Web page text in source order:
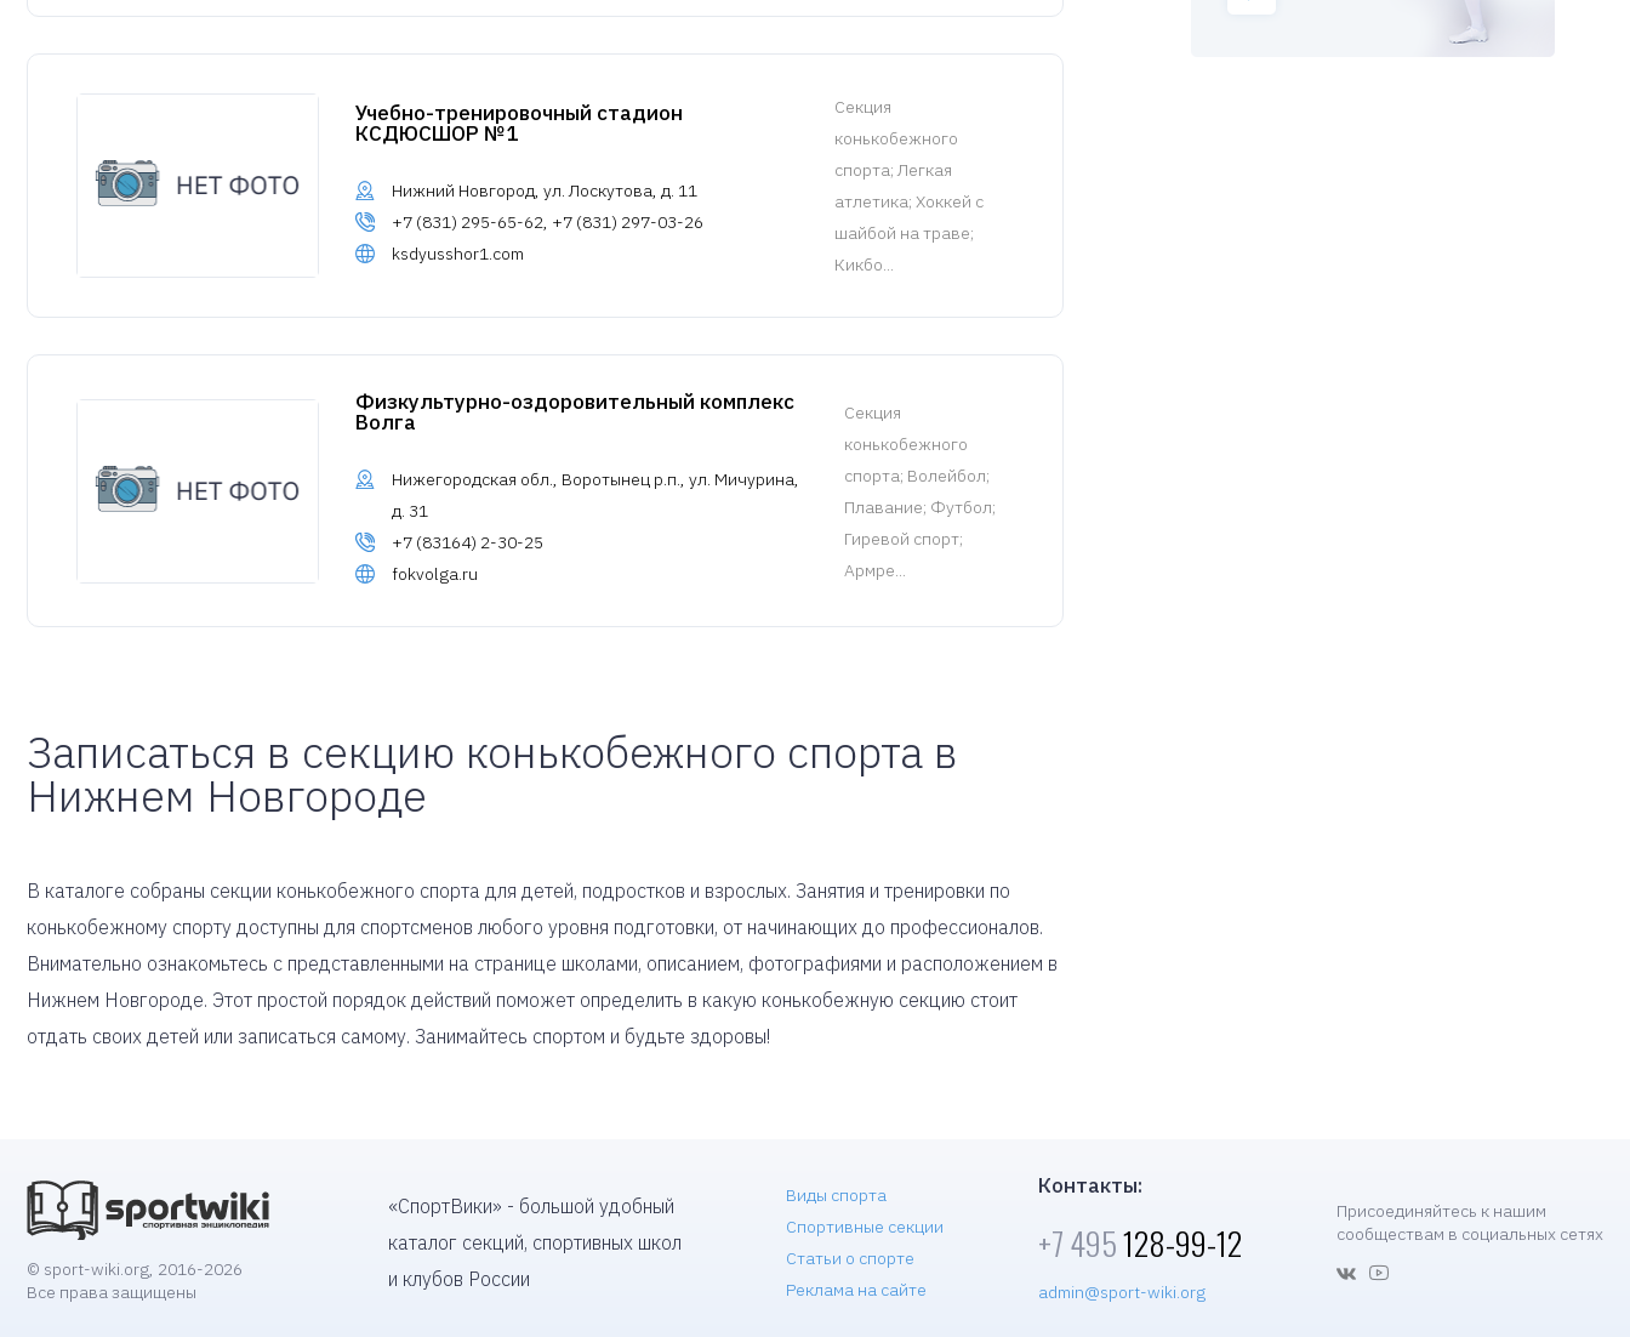
Учебно-тренировочный стадион
КСДЮСШОР №1
Нижний Новгород, ул. Лоскутова, д. 11
+7 (831) 295-65-62, +7 (831) 297-03-26
ksdyusshor1.com
Cекция
конькобежного
спорта; Легкая
атлетика; Хоккей с
шайбой на траве;
Кикбо...
Физкультурно-оздоровительный комплекс
Волга
Нижегородская обл., Воротынец р.п., ул. Мичурина,
д. 31
+7 (83164) 2-30-25
fokvolga.ru
Cекция
конькобежного
спорта; Волейбол;
Плавание; Футбол;
Гиревой спорт;
Армре...
Записаться в секцию конькобежного спорта в
Нижнем Новгороде
В каталоге собраны секции конькобежного спорта для детей, подростков и взрослых. Занятия и тренировки по
конькобежному спорту доступны для спортсменов любого уровня подготовки, от начинающих до профессионалов.
Внимательно ознакомьтесь с представленными на странице школами, описанием, фотографиями и расположением в
Нижнем Новгороде. Этот простой порядок действий поможет определить в какую конькобежную секцию стоит
отдать своих детей или записаться самому. Занимайтесь спортом и будьте здоровы!
© sport-wiki.org, 2016-2026
Все права защищены
«СпортВики» - большой удобный
каталог секций, спортивных школ
и клубов России
Виды спорта
Спортивные секции
Статьи о спорте
Реклама на сайте
Контакты:
+7 495128-99-12
admin@sport-wiki.org
Присоединяйтесь к нашим
сообществам в социальных сетях